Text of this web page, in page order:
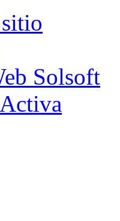
Solsoft